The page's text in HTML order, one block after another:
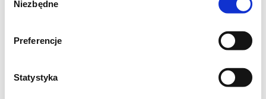
zgody
Niezbędne
Preferencje
Statystyka